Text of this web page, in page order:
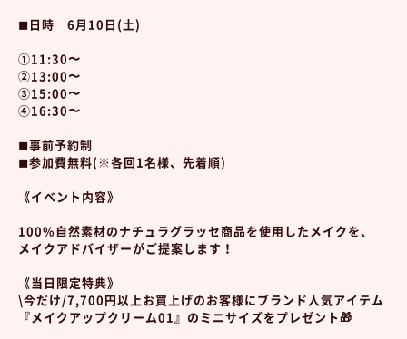
◼︎日時 6月10日(土)
①11:30〜
②13:00〜
③15:00〜
④16:30〜
◼︎事前予約制
◼︎参加費無料(※各回1名様、先着順)
《イベント内容》
100%自然素材のナチュラグラッセ商品を使用したメイクを、
メイクアドバイザーがご提案します！
《当日限定特典》
\今だけ/7,700円以上お買上げのお客様にブランド人気アイテム
『メイクアップクリーム01』のミニサイズをプレゼント🎁